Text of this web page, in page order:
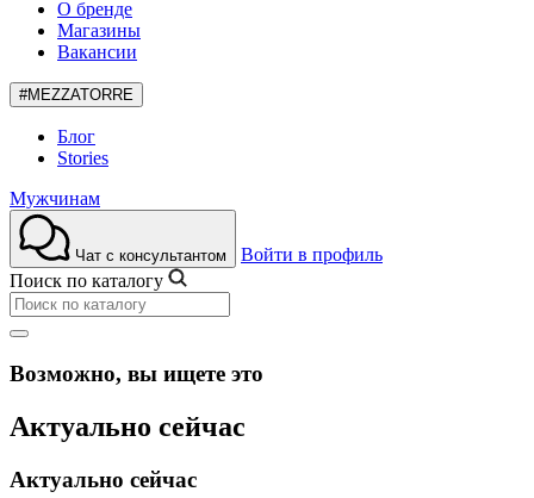
О бренде
Магазины
Вакансии
#MEZZATORRE
Блог
Stories
Мужчинам
Чат с консультантом
Войти в профиль
Поиск по каталогу
Возможно, вы ищете это
Актуально сейчас
Актуально сейчас